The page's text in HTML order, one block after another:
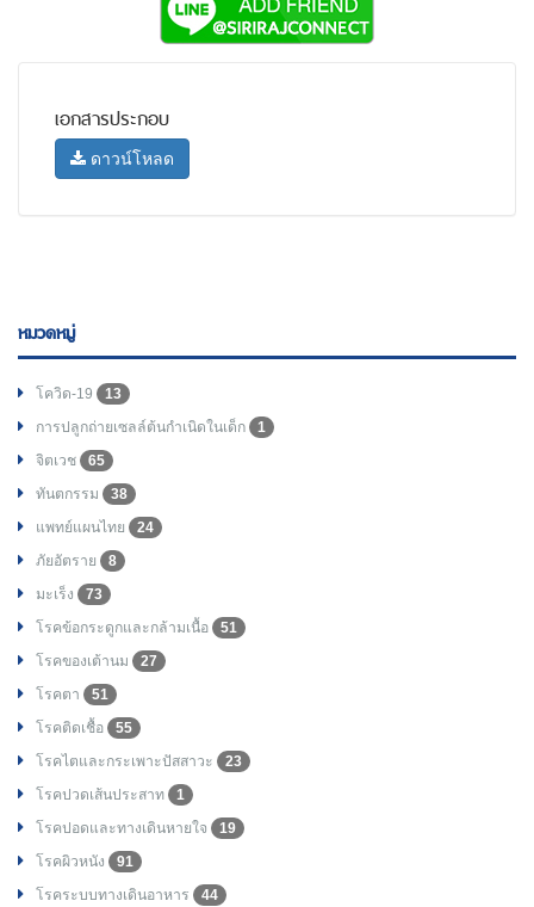
เอกสารประกอบ
ดาวน์โหลด
หมวดหมู่
โควิด-19
13
การปลูกถ่ายเซลล์ต้นกำเนิดในเด็ก
1
จิตเวช
65
ทันตกรรม
38
แพทย์แผนไทย
24
ภัยอัตราย
8
มะเร็ง
73
โรคข้อกระดูกและกล้ามเนื้อ
51
โรคของเต้านม
27
โรคตา
51
โรคติดเชื้อ
55
โรคไตและกระเพาะปัสสาวะ
23
โรคปวดเส้นประสาท
1
โรคปอดและทางเดินหายใจ
19
โรคผิวหนัง
91
โรคระบบทางเดินอาหาร
44